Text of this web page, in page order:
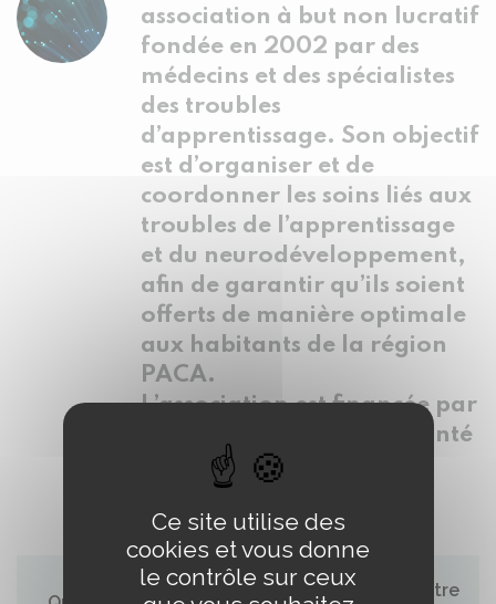
association à but non lucratif
fondée en 2002 par des
médecins et des spécialistes
des troubles
d’apprentissage. Son objectif
est d’organiser et de
coordonner les soins liés aux
troubles de l’apprentissage
et du neurodéveloppement,
afin de garantir qu’ils soient
offerts de manière optimale
aux habitants de la région
PACA.
L’association est financée par
l’Agence Régionale de Santé
PACA.
Notre
Ce site utilise des
cookies et vous donne
le contrôle sur ceux